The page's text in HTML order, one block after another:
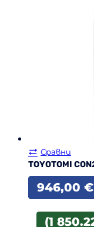
Сравни
TOYOTOMI
946,00 €
(1